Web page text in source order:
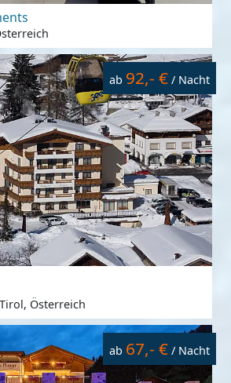
ab 92,- € / Nacht
Österreich
ab 67,- € / Nacht